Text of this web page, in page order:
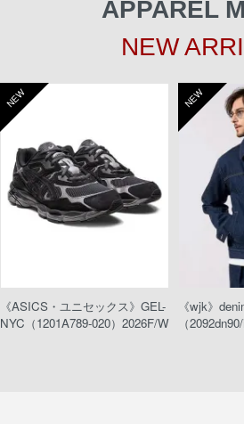
APPAREL
NEW
NEW
《ASICS・ユニセックス》GEL-
NYC（1201A789-020）2026F/W
NEW
《wjk》
（